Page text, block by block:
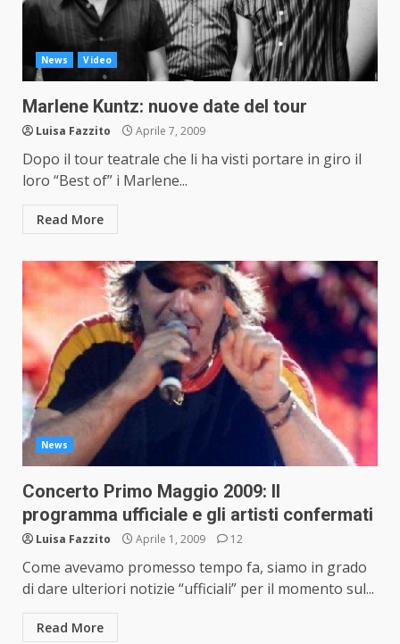
News Video
Marlene Kuntz: nuove date del tour
Luisa Fazzito Aprile 7, 2009
Dopo il tour teatrale che li ha visti portare in giro il
loro “Best of” i Marlene...
Read More
News
Concerto Primo Maggio 2009: Il
programma ufficiale e gli artisti confermati
Luisa Fazzito Aprile 1, 2009 12
Come avevamo promesso tempo fa, siamo in grado
di dare ulteriori notizie “ufficiali” per il momento sul...
Read More